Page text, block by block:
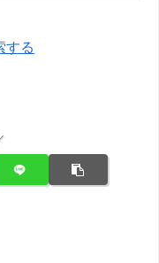
する